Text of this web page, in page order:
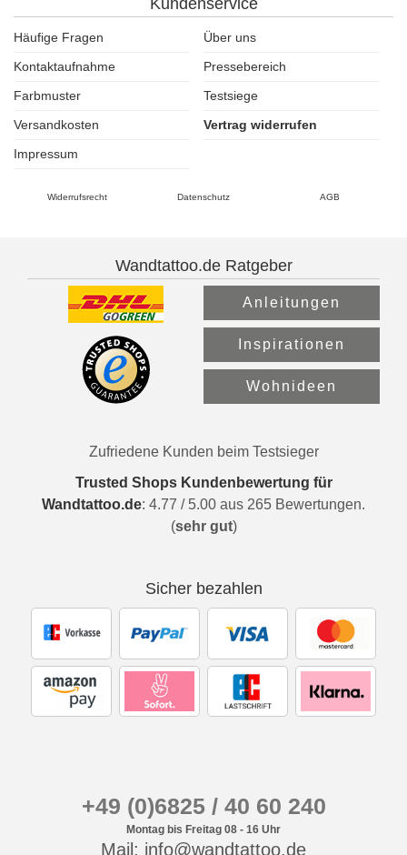
Kundenservice
Häufige Fragen
Über uns
Kontaktaufnahme
Pressebereich
Farbmuster
Testsiege
Versandkosten
Vertrag widerrufen
Impressum
Widerrufsrecht Datenschutz AGB
Wandtattoo.de Ratgeber
Anleitungen
Inspirationen
Wohnideen
Zufriedene Kunden beim Testsieger
Trusted Shops Kundenbewertung für
Wandtattoo.de: 4.77 / 5.00 aus 265 Bewertungen.
(sehr gut)
Sicher bezahlen
+49 (0)6825 / 40 60 240
Montag bis Freitag 08 - 16 Uhr
Mail: info@wandtattoo.de